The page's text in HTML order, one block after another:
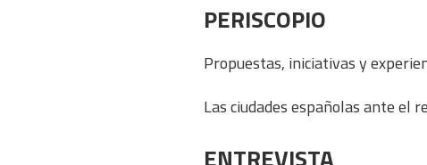
PERISCOPIO
Propuestas, iniciativas y
Las ciudades españolas ante el
ENTREVISTA